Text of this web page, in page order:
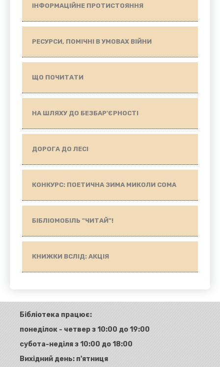
ІНФОРМАЦІЙНЕ ПРОТИСТОЯННЯ
РЕСУРСИ, ПОМІЧНІ В УМОВАХ ВІЙНИ
ЩО ПОЧИТАТИ
НА ШЛЯХУ ДО БЕЗБАР'ЄРНОСТІ
ДОРОГА ДО ЛЕСІ
КОНКУРС: ПОЕТИЧНА ЗИМА МИКОЛИ СОМА
БІБЛІОМОБІЛЬ "ЧИТАЙ"!
КНИЖКИ ВСЛІД: АКЦІЯ
Бібліотека працює:
понеділок - четвер з 10:00 до 19:00
субота-неділя з 10:00 до 18:00
Вихідний день: п'ятниця